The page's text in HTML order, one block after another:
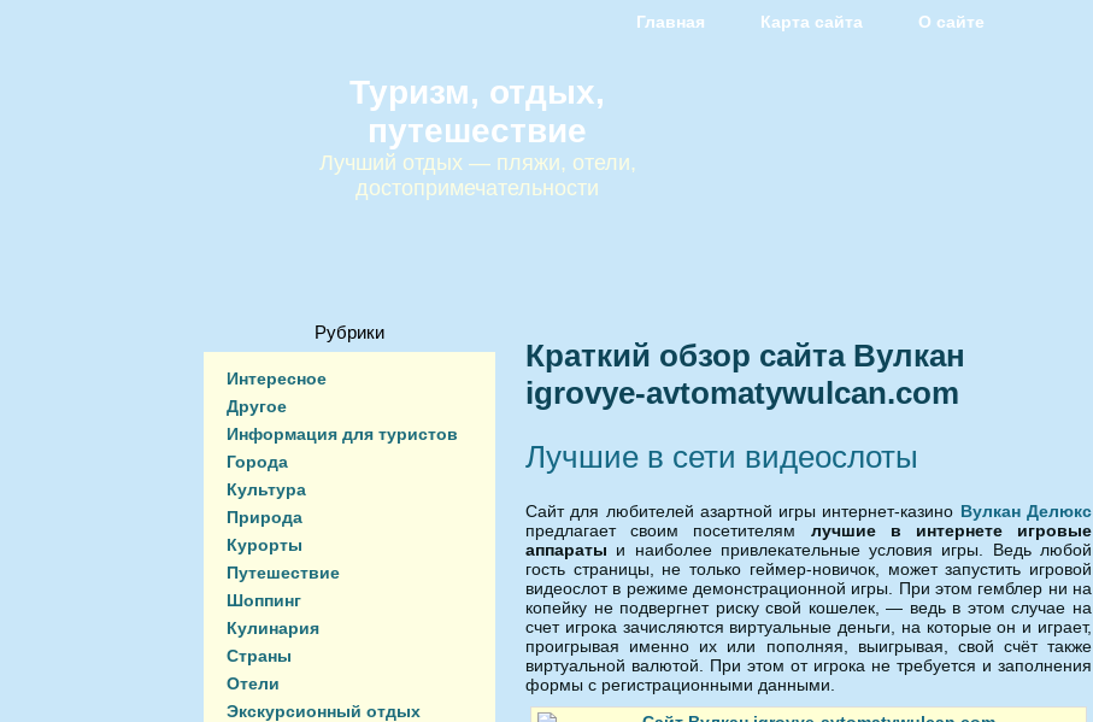
Главная Карта сайта О сайте
Туризм, отдых,
путешествие
Лучший отдых — пляжи, отели,
достопримечательности
Рубрики
Интересное
Другое
Информация для туристов
Города
Культура
Природа
Курорты
Путешествие
Шоппинг
Кулинария
Страны
Отели
Экскурсионный отдых
Краткий обзор сайта Вулкан
igrovye-avtomatywulcan.com
Лучшие в сети видеослоты
Сайт для любителей азартной игры интернет-казино Вулкан Делюкс
предлагает своим посетителям лучшие в интернете
игровые
аппараты и наиболее привлекательные условия игры. Ведь любой
гость страницы, не только геймер-новичок, может запустить игровой
видеослот в режиме демонстрационной игры. При этом гемблер ни на
копейку не подвергнет риску свой кошелек, — ведь в этом случае на
счет игрока зачисляются виртуальные деньги, на которые он и играет,
проигрывая именно их или пополняя, выигрывая, свой счёт также
виртуальной валютой. При этом от игрока не требуется и заполнения
формы с регистрационными данными.